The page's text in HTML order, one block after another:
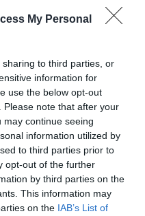
My Personal
to third parties, or
information for
use the below opt-out
note that after your
continue seeing
information utilized by
to third parties prior to
opt-out of the further
by third parties on the
This information may
on the IAB’s List of
58, Βύρωνας